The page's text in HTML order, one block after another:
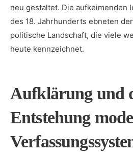
neu gestaltet.⁤ Die aufkeimenden
des 18. Jahrhunderts ebneten
politische ‍Landschaft, die viele
heute kennzeichnet.
Aufklärung und​
Entstehung